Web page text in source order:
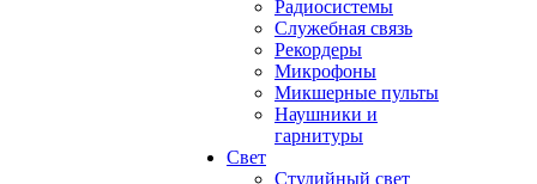
Радиосистемы
Служебная связь
Рекордеры
Микрофоны
Микшерные пульты
Наушники и
гарнитуры
Свет
Студийный свет